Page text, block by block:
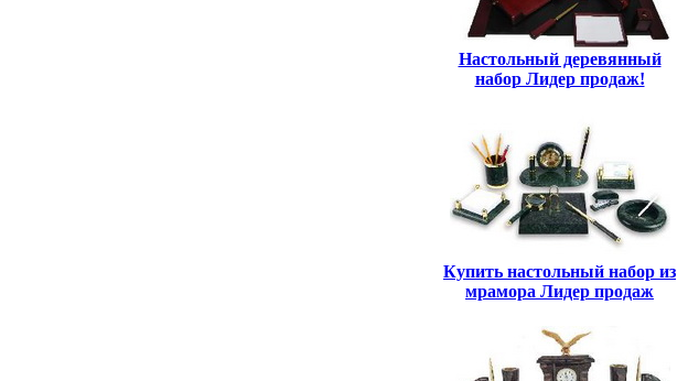
Настольный деревянный
набор Лидер продаж!
Купить настольный набор из
мрамора Лидер продаж